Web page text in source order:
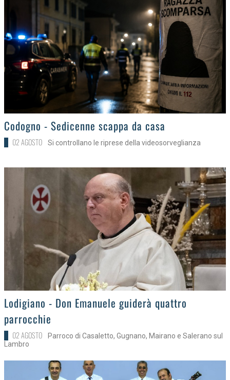
>
Codogno - Sedicenne scappa da casa
02 AGOSTO Si controllano le riprese della videosorveglianza
>Lodigiano - Don Emanuele guiderà quattro
parrocchie
02 AGOSTO
Parroco di Casaletto, Gugnano, Mairano e Salerano sul
Lambro